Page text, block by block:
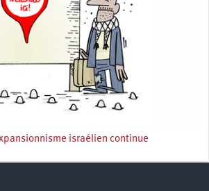
israélien continue